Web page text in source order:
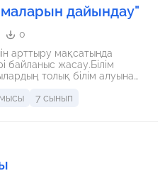
дайындау"
0
арттыру мақсатында
байланыс жасау.Білім
толық білім алуына
7 сынып